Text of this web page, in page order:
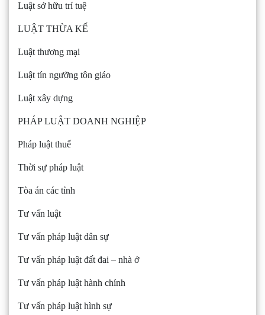
Luật sở hữu trí tuệ
LUẬT THỪA KẾ
Luật thương mại
Luật tín ngưỡng tôn giáo
Luật xây dựng
PHÁP LUẬT DOANH NGHIỆP
Pháp luật thuế
Thời sự pháp luật
Tòa án các tỉnh
Tư vấn luật
Tư vấn pháp luật dân sự
Tư vấn pháp luật đất đai – nhà ở
Tư vấn pháp luật hành chính
Tư vấn pháp luật hình sự